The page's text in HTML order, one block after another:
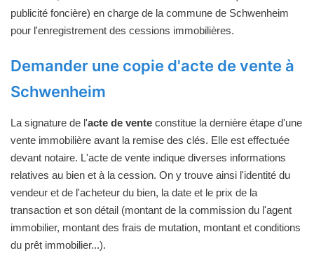
publicité foncière) en charge de la commune de Schwenheim
pour l'enregistrement des cessions immobilières.
Demander une copie d'acte de vente à
Schwenheim
La signature de l'acte de vente constitue la dernière étape d'une
vente immobilière avant la remise des clés. Elle est effectuée
devant notaire. L'acte de vente indique diverses informations
relatives au bien et à la cession. On y trouve ainsi l'identité du
vendeur et de l'acheteur du bien, la date et le prix de la
transaction et son détail (montant de la commission du l'agent
immobilier, montant des frais de mutation, montant et conditions
du prêt immobilier...).